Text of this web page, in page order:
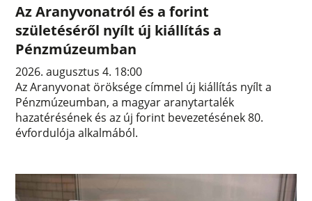
Az Aranyvonatról és a forint
születéséről nyílt új kiállítás a
Pénzmúzeumban
2026. augusztus 4. 18:00
Az Aranyvonat öröksége címmel új kiállítás nyílt a
Pénzmúzeumban, a magyar aranytartalék
hazatérésének és az új forint bevezetésének 80.
évfordulója alkalmából.